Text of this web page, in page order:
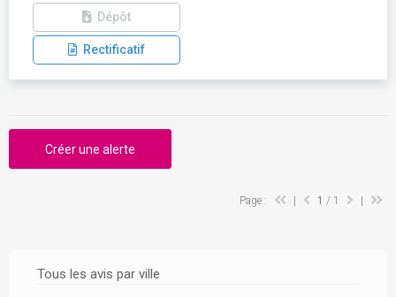
Tous les avis par ville
Dépôt
Rectificatif
Créer une alerte
Page : 1 / 1